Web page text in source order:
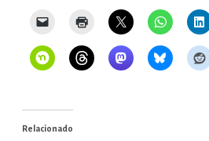
Relacionado